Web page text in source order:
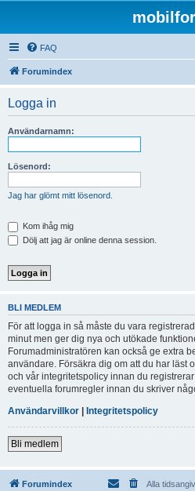
FAQ
Forumindex
Logga in
Användarnamn:
Lösenord:
Jag har glömt mitt lösenord.
Kom ihåg mig
Dölj att jag är online denna session.
BLI MEDLEM
För att logga in så måste du vara
minut men ger dig nya och utökade
Forumadministratören kan också ge extra
användare. Försäkra dig om att du har läst
och vår integritetspolicy innan du
eventuella forumregler innan du skriver
Användarvillkor | Integritetspolicy
Bli medlem
Forumindex Alla